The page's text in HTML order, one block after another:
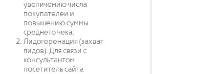
увеличению числа
покупателей и
повышению суммы
среднего чека;
Лидогеренация (захват
лидов). Для связи с
консультантом
посетитель сайта